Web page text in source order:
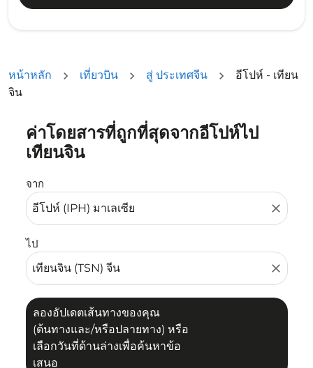
หน้าหลัก เที่ยวบิน สู่ ประเทศจีน
อีโปห์ - เทียน
จิน
ค่าโดยสารที่ถูกที่สุดจากอีโปห์ไป
เทียนจิน
จาก
close
ไป
close
ลองอัปเดตเส้นทางของคุณ
(ต้นทางและ/หรือปลายทาง) หรือ
เลือกวันที่ด้านล่างเพื่อค้นหาข้อ
เสนอ
ลองอัปเดตเส้นทางของคุณ (ต้นทางและ/หรือปลายทาง) หรื